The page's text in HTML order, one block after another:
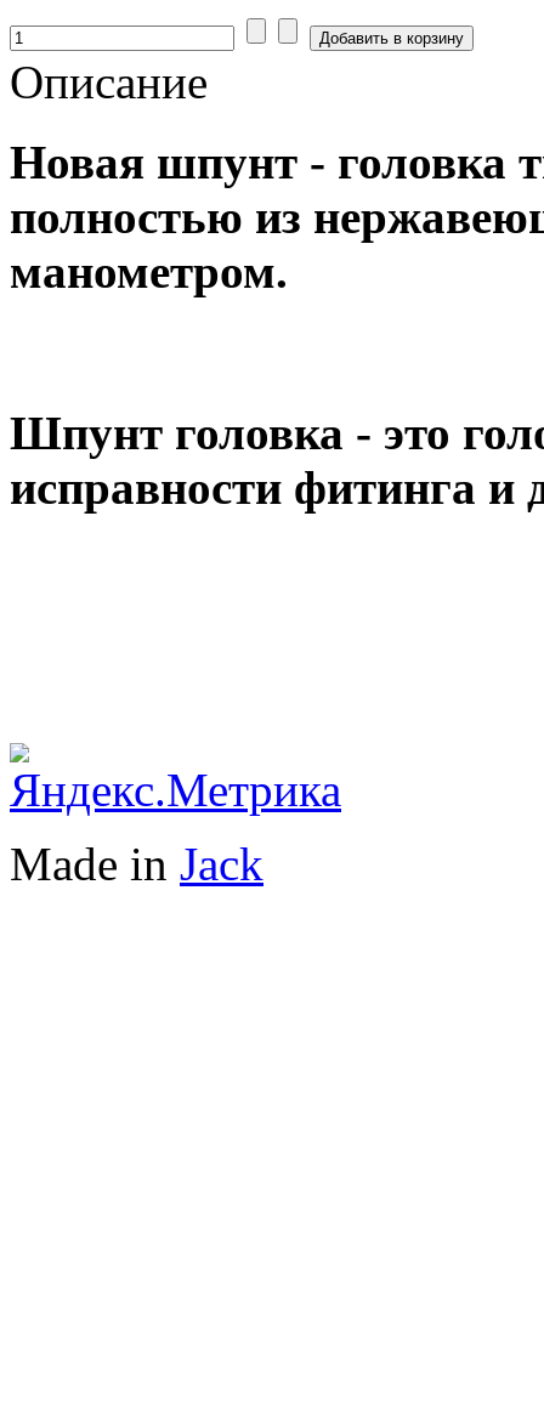
Описание
Новая шпунт - головка
полностью из
манометром.
Шпунт головка - это
исправности фитинга и
Made in Jack